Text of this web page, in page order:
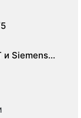
и Siemens